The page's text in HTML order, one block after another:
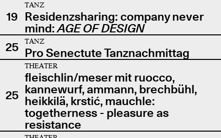
19
TANZ
Residenzsharing: company never
mind:AGE OF DESIGN
25
TANZ
Pro Senectute Tanznachmittag
25
THEATER
fleischlin/meser mit ruocco,
kannewurf, ammann, brechbühl,
heikkilä, krstić, mauchle:
togetherness - pleasure as
resistance